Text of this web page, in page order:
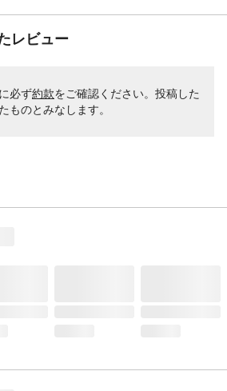
レビュー
必ず約款をご確認ください。投稿した
ものとみなします。